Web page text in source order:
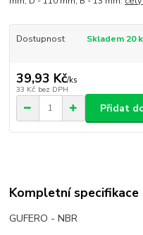
Dostupnost Skladem 20
39,93 Kč/ks
33 Kč bez DPH
Přidat
Kompletní specifikace
GUFERO - NBR